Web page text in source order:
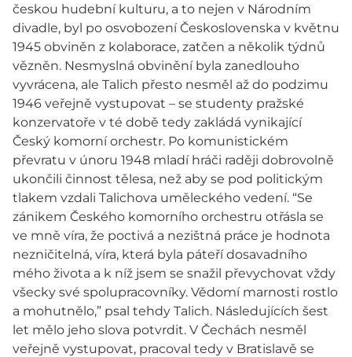
českou hudební kulturu, a to nejen v Národním
divadle, byl po osvobození Československa v květnu
1945 obviněn z kolaborace, zatčen a několik týdnů
vězněn. Nesmyslná obvinění byla zanedlouho
vyvrácena, ale Talich přesto nesměl až do podzimu
1946 veřejně vystupovat – se studenty pražské
konzervatoře v té době tedy zakládá vynikající
Český komorní orchestr. Po komunistickém
převratu v únoru 1948 mladí hráči raději dobrovolně
ukončili činnost tělesa, než aby se pod politickým
tlakem vzdali Talichova uměleckého vedení. “Se
zánikem Českého komorního orchestru otřásla se
ve mně víra, že poctivá a nezištná práce je hodnota
nezničitelná, víra, která byla páteří dosavadního
mého života a k níž jsem se snažil převychovat vždy
všecky své spolupracovníky. Vědomí marnosti rostlo
a mohutnělo,” psal tehdy Talich. Následujících šest
let mělo jeho slova potvrdit. V Čechách nesměl
veřejně vystupovat, pracoval tedy v Bratislavě se